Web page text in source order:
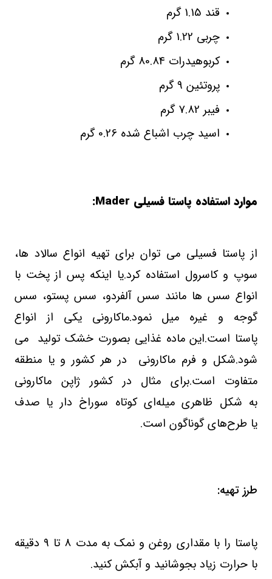
قند 1.15 گرم
چربی 1.22 گرم
کربوهیدرات 80.84 گرم
پروتئین 9 گرم
فیبر 7.82 گرم
اسید چرب اشباع شده 0.26 گرم
موارد استفاده پاستا فسیلی Mader
:
از پاستا فسیلی می توان برای تهیه انواع سالاد ها،
سوپ و کاسرول استفاده کرد.یا اینکه پس از پخت با
انواع سس ها مانند سس آلفردو، سس پستو، سس
گوجه و غیره میل نمود.ماکارونی یکی از انواع
پاستا است.این ماده غذایی بصورت خشک تولید می
شود.شکل و فرم ماکارونی در هر کشور و یا منطقه
متفاوت است.برای مثال در کشور ژاپن ماکارونی
به شکل ظاهری میله‌ای کوتاه سوراخ‌ دار یا صدف
یا طرح‌های گوناگون است.
طرز تهیه:
پاستا را با مقداری روغن و نمک به مدت 8 تا 9 دقیقه
با حرارت زیاد بجوشانید و آبکش کنید.